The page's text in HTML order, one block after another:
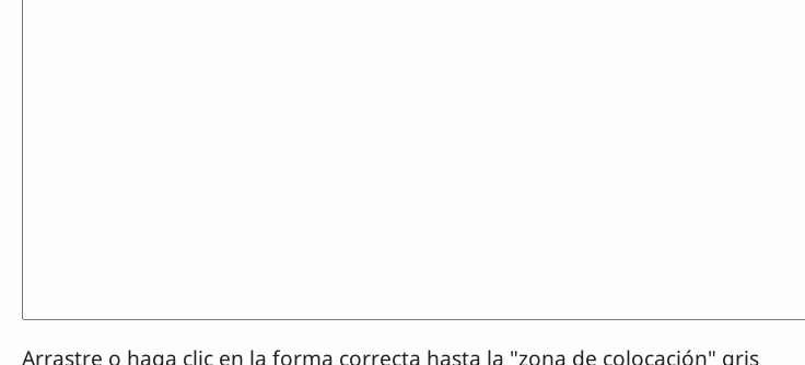
Arrastre o haga clic en la forma correcta hasta la "zona de colocación" gris